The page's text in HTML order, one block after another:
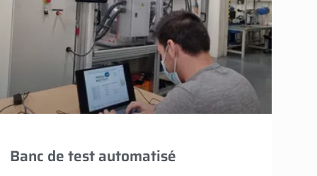
Banc de test automatisé